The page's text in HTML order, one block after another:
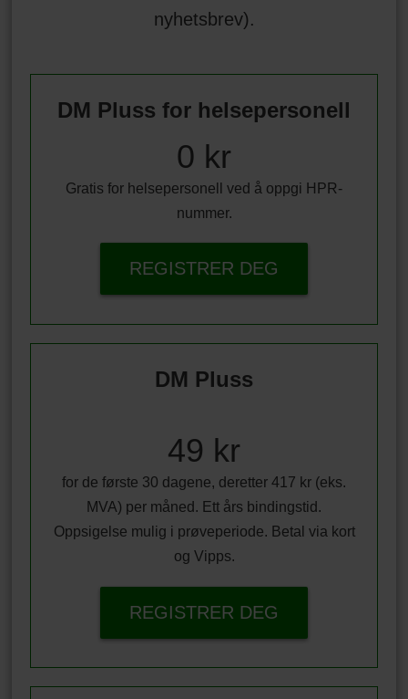
nyhetsbrev).
DM Pluss for helsepersonell
0 kr
Gratis for helsepersonell ved å oppgi HPR-
nummer.
REGISTRER DEG
DM Pluss
49 kr
for de første 30 dagene, deretter 417 kr (eks.
MVA) per måned. Ett års bindingstid.
Oppsigelse mulig i prøveperiode. Betal via kort
og Vipps.
REGISTRER DEG